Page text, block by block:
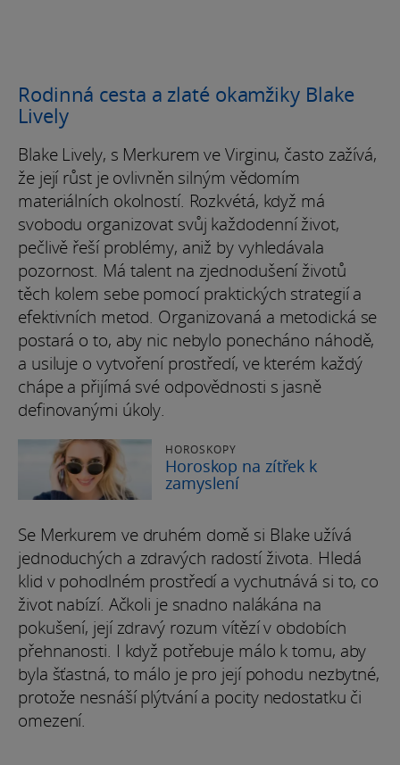
Rodinná cesta a zlaté okamžiky Blake
Lively
Blake Lively, s Merkurem ve Virginu, často zažívá,
že její růst je ovlivněn silným vědomím
materiálních okolností. Rozkvétá, když má
svobodu organizovat svůj každodenní život,
pečlivě řeší problémy, aniž by vyhledávala
pozornost. Má talent na zjednodušení životů
těch kolem sebe pomocí praktických strategií a
efektivních metod. Organizovaná a metodická se
postará o to, aby nic nebylo ponecháno náhodě,
a usiluje o vytvoření prostředí, ve kterém každý
chápe a přijímá své odpovědnosti s jasně
definovanými úkoly.
HOROSKOPY
Horoskop na zítřek k
zamyslení
Se Merkurem ve druhém domě si Blake užívá
jednoduchých a zdravých radostí života. Hledá
klid v pohodlném prostředí a vychutnává si to, co
život nabízí. Ačkoli je snadno nalákána na
pokušení, její zdravý rozum vítězí v obdobích
přehnanosti. I když potřebuje málo k tomu, aby
byla šťastná, to málo je pro její pohodu nezbytné,
protože nesnáší plýtvání a pocity nedostatku či
omezení.